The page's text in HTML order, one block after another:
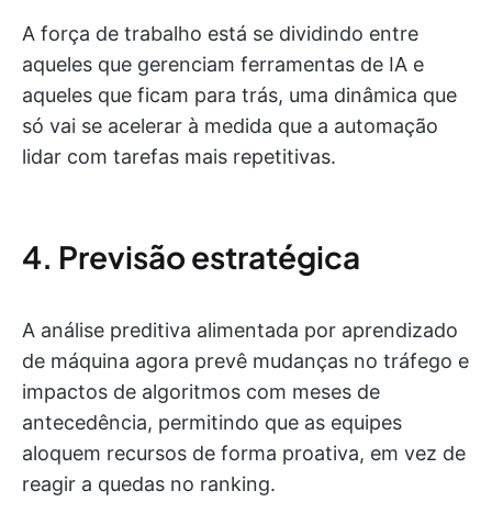
A força de trabalho está se dividindo entre
aqueles que gerenciam ferramentas de IA e
aqueles que ficam para trás, uma dinâmica que
só vai se acelerar à medida que a automação
lidar com tarefas mais repetitivas.
4. Previsão estratégica
A análise preditiva alimentada por aprendizado
de máquina agora prevê mudanças no tráfego e
impactos de algoritmos com meses de
antecedência, permitindo que as equipes
aloquem recursos de forma proativa, em vez de
reagir a quedas no ranking.